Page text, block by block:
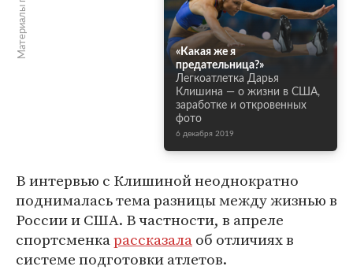
«Какая же я
предательница?»
Легкоатлетка Дарья
Клишина — о жизни в США,
заработке и откровенных
фото
6 декабря 2019
В интервью с Клишиной неоднократно
поднималась тема разницы между жизнью в
России и США. В частности, в апреле
спортсменкарассказалаоб отличиях в
системе подготовки атлетов.